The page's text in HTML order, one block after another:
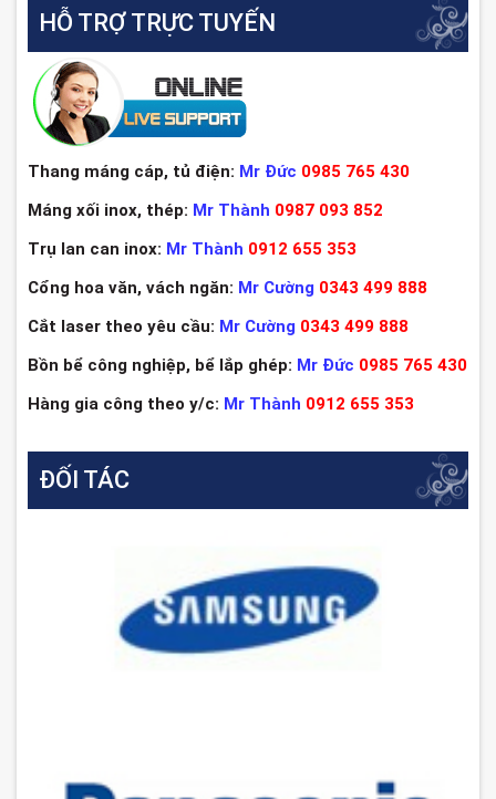
HỖ TRỢ TRỰC TUYẾN
Thang máng cáp, tủ điện: Mr Đức 0985 765 430
Máng xối inox, thép: Mr Thành 0987 093 852
Trụ lan can inox: Mr Thành 0912 655 353
Cổng hoa văn, vách ngăn: Mr Cường 0343 499 888
Cắt laser theo yêu cầu: Mr Cường 0343 499 888
Bồn bể công nghiệp, bể lắp ghép: Mr Đức 0985 765 430
Hàng gia công theo y/c: Mr Thành 0912 655 353
ĐỐI TÁC